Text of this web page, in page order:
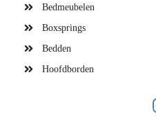
Bedmeubelen
Boxsprings
Bedden
Hoofdborden